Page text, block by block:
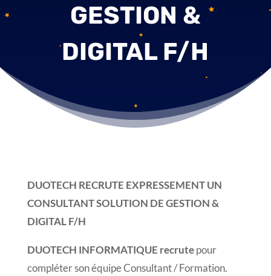
GESTION &
DIGITAL F/H
DUOTECH RECRUTE EXPRESSEMENT UN
CONSULTANT SOLUTION DE GESTION &
DIGITAL F/H
DUOTECH INFORMATIQUE recrutepour
compléter son équipe Consultant / Formation.